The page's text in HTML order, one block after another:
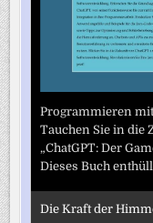
Programmieren mit
Tauchen Sie in die
„ChatGPT: Der
Dieses Buch
Die Kraft der